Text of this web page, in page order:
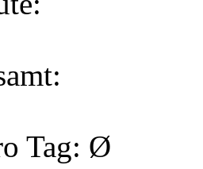
Tag: Ø